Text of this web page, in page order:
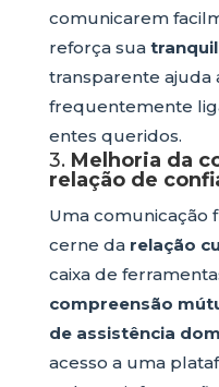
comunicarem
reforça sua
transparente ajuda
frequentemente
entes queridos.
3. Melhoria da
relação de
Uma comunicação
cerne da relação
caixa de
compreensão
de assistência
acesso a uma